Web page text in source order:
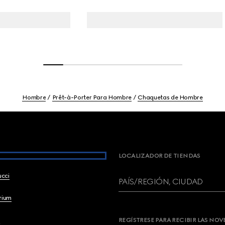
Hombre Prêt-à-Porter Para Hombre Chaquetas de Hombre
LOCALIZADOR DE TIENDAS
PAÍS/REGIÓN, CIUDAD
REGÍSTRESE PARA RECIBIR LAS